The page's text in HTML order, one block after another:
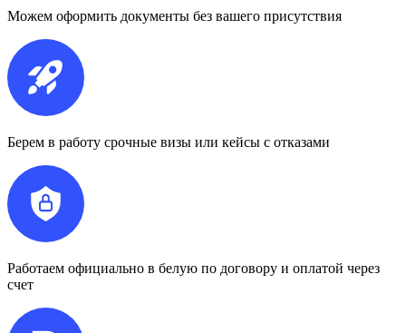
Можем оформить документы без вашего присутствия
Берем в работу срочные визы или кейсы с отказами
Работаем официально в белую по договору и оплатой через
счет